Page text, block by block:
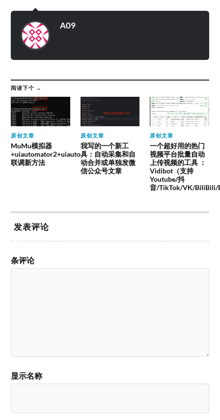
A09
阅读下个 →
原创文章
MuMu模拟器
+uiautomator2+uiauto
联调新方法
原创文章
我写的一个新工
具：自动采集和自
动合并或单独发微
信公众号文章
原创文章
一个超好用的热门
视频平台批量自动
上传视频的工具 ：
Vidibot（支持
Youtube/抖
音/TikTok/VK/BiliBili/
发表评论
条评论
显示名称